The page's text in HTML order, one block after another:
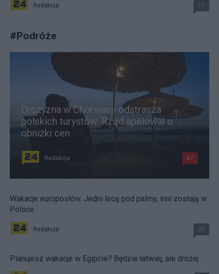
Redakcja 11
#Podróże
Drożyzna w Chorwacji odstrasza
polskich turystów. Rząd apelował o
obniżki cen
Redakcja 67
Wakacje europosłów. Jedni lecą pod palmy, inni zostają w
Polsce
Redakcja 35
Planujesz wakacje w Egipcie? Będzie łatwiej, ale drożej